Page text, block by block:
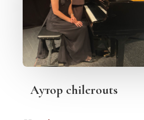
Аутор chilerouts